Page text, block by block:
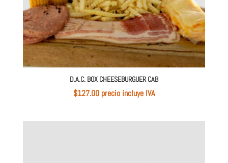
D.A.C. BOX CHEESEBURGUER CAB
$127.00 precio incluye IVA